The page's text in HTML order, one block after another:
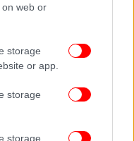
web or
storage
or app.
storage
storage